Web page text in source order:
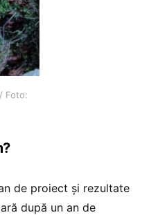
Foto:
de proiect și rezultate
după un an de